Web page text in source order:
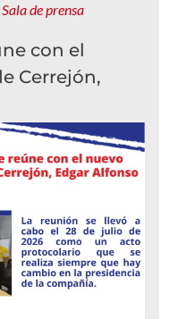
Sala de prensa
con el
Cerrejón,